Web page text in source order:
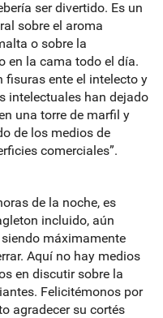
ser divertido. Es un
sobre el aroma
o sobre la
en la cama todo el día.
fisuras ente el intelecto y
intelectuales han dejado
una torre de marfil y
de los medios de
comerciales”.
de la noche, es
incluido, aún
máximamente
Aquí no hay medios
en discutir sobre la
Felicitémonos por
agradecer su cortés